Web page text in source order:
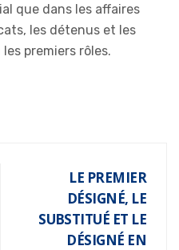
que dans les affaires
les détenus et les
premiers rôles.
LE PREMIER
DÉSIGNÉ, LE
SUBSTITUÉ ET LE
DÉSIGNÉ EN